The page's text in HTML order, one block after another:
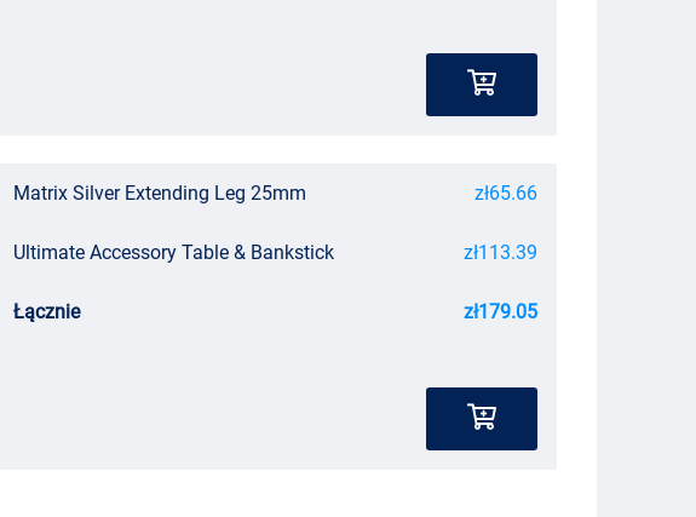
Matrix Silver Extending Leg 25mm zł65.66
Ultimate Accessory Table & Bankstick zł113.39
Łącznie zł179.05